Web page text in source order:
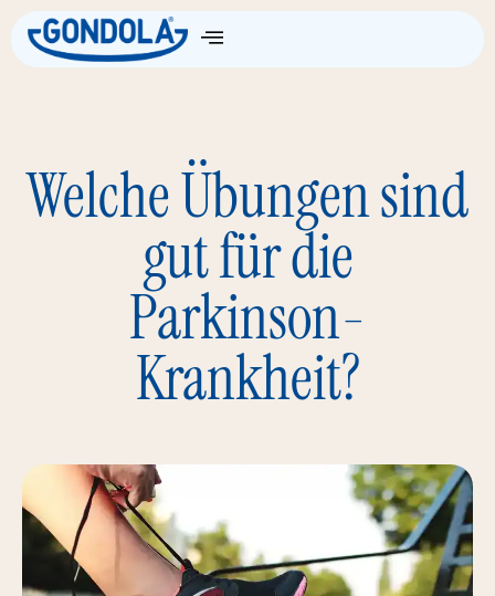
Welche Übungen sind
gut für die
Parkinson-
Krankheit?